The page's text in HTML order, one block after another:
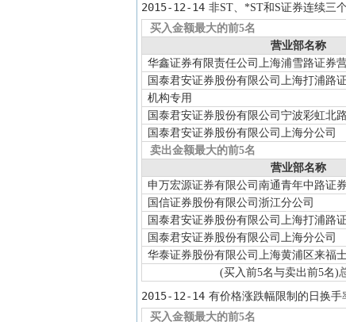
2015-12-14 非ST、*ST和S证券连续三
买入金额最大的前5名
营业部名称
华鑫证券有限责任公司上海浦雪路证券
国泰君安证券股份有限公司上海打浦路
机构专用
国泰君安证券股份有限公司宁波彩虹北
国泰君安证券股份有限公司上海分公司
卖出金额最大的前5名
营业部名称
申万宏源证券有限公司南通青年中路证
国信证券股份有限公司浙江分公司
国泰君安证券股份有限公司上海打浦路
国泰君安证券股份有限公司上海分公司
华泰证券股份有限公司上海黄浦区来福
(买入前5名与卖出前5名)
2015-12-14 有价格涨跌幅限制的日换手
买入金额最大的前5名